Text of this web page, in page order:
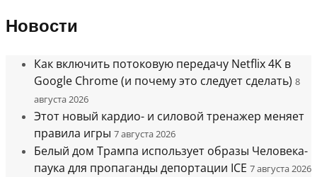
Новости
Как включить потоковую передачу Netflix 4K в
Google Chrome (и почему это следует сделать) 8
августа 2026
Этот новый кардио- и силовой тренажер меняет
правила игры 7 августа 2026
Белый дом Трампа использует образы Человека-
паука для пропаганды депортации ICE 7 августа 2026